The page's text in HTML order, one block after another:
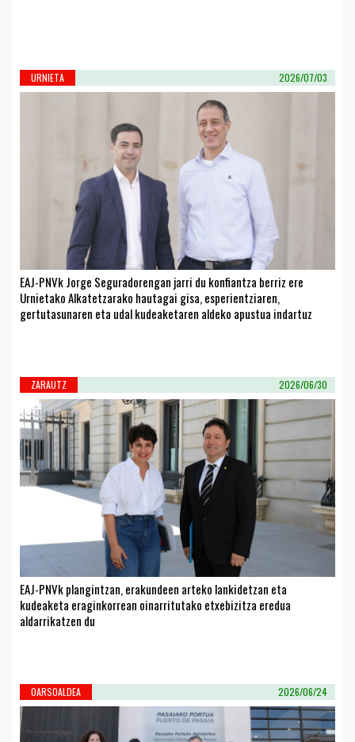
URNIETA 2026/07/03
EAJ-PNVk Jorge Seguradorengan jarri du konfiantza berriz ere
Urnietako Alkatetzarako hautagai gisa, esperientziaren,
gertutasunaren eta udal kudeaketaren aldeko apustua indartuz
ZARAUTZ 2026/06/30
EAJ-PNVk plangintzan, erakundeen arteko lankidetzan eta
kudeaketa eraginkorrean oinarritutako etxebizitza eredua
aldarrikatzen du
OARSOALDEA 2026/06/24